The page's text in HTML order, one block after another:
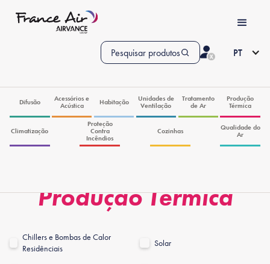
Pesquisar produtos PT
Difusão
Acessórios e
Acústica
Habitação
Unidades de
Ventilação
Tratamento
de Ar
Produção
Térmica
Climatização
Proteção
Contra
Incêndios
Cozinhas
Qualidade do
Ar
Produção Térmica
Chillers e Bombas de Calor
Residênciais
Solar